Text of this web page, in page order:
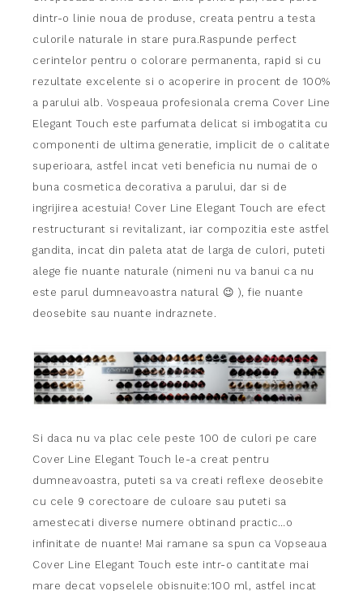
dintr-o linie noua de produse, creata pentru a testa
culorile naturale in stare pura.Raspunde perfect
cerintelor pentru o colorare permanenta, rapid si cu
rezultate excelente si o acoperire in procent de 100%
a parului alb. Vospeaua profesionala crema Cover Line
Elegant Touch este parfumata delicat si imbogatita cu
componenti de ultima generatie, implicit de o calitate
superioara, astfel incat veti beneficia nu numai de o
buna cosmetica decorativa a parului, dar si de
ingrijirea acestuia! Cover Line Elegant Touch are efect
restructurant si revitalizant, iar compozitia este astfel
gandita, incat din paleta atat de larga de culori, puteti
alege fie nuante naturale (nimeni nu va banui ca nu
este parul dumneavoastra natural 😉 ), fie nuante
deosebite sau nuante indraznete.
Si daca nu va plac cele peste 100 de culori pe care
Cover Line Elegant Touch le-a creat pentru
dumneavoastra, puteti sa va creati reflexe deosebite
cu cele 9 corectoare de culoare sau puteti sa
amestecati diverse numere obtinand practic…o
infinitate de nuante! Mai ramane sa spun ca Vopseaua
Cover Line Elegant Touch este intr-o cantitate mai
mare decat vopselele obisnuite:100 ml, astfel incat